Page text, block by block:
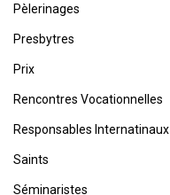
Pèlerinages
Presbytres
Prix
Rencontres Vocationnelles
Responsables Internatinaux
Saints
Séminaristes